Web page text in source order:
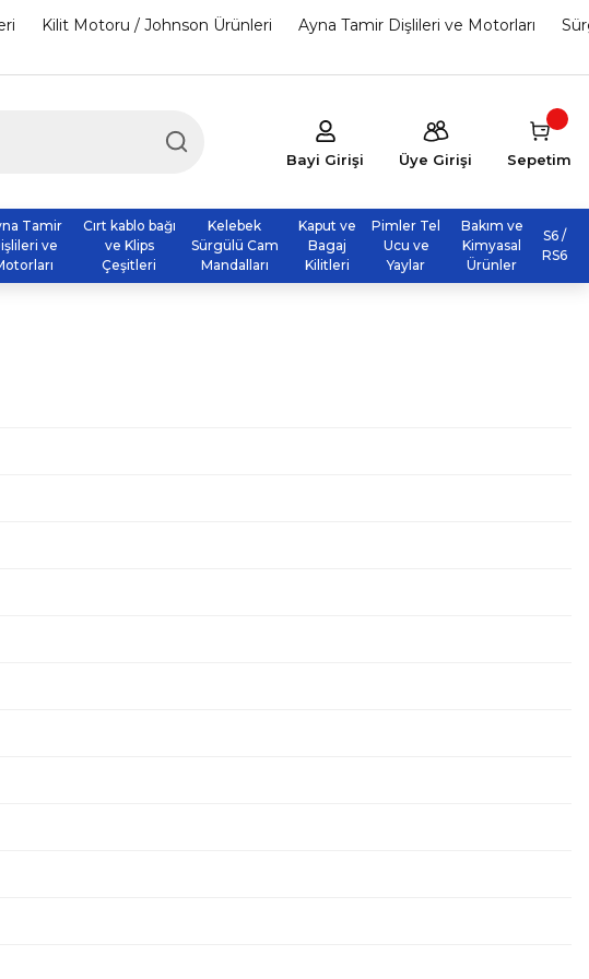
Kilit Motoru / Johnson Ürünleri Ayna Tamir Dişlileri ve Motorları
Bayi Girişi Üye Girişi Sepetim
Tamir
ve
Cırt kablo bağı
ve Klips
Çeşitleri
Kelebek
Sürgülü Cam
Mandalları
Kaput ve
Bagaj
Kilitleri
Pimler Tel
Ucu ve
Yaylar
Bakım ve
Kimyasal
Ürünler
S6 /
RS6